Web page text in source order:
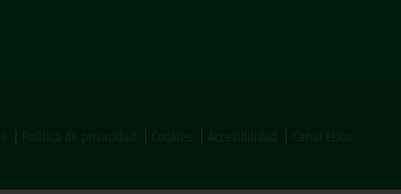
Política de privacidad Cookies Accesibilidad Canal ético